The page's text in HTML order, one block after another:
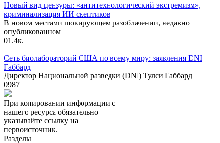
Новый вид цензуры: «антитехнологический экстремизм»,
криминализация ИИ скептиков
В новом местами шокирующем разоблачении, недавно
опубликованном
01.4к.
Сеть биолабораторий США по всему миру: заявления DNI
Габбард
Директор Национальной разведки (DNI) Тулси Габбард
0987
При копировании информации с
нашего ресурса обязательно
указывайте ссылку на
первоисточник.
Разделы